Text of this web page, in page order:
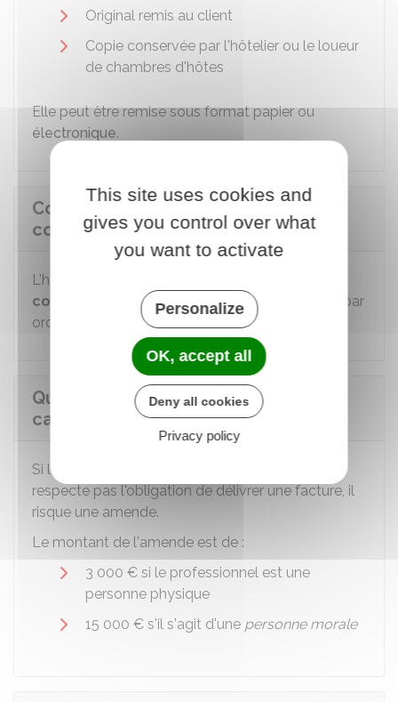
Original remis au client
Copie conservée par l'hôtelier ou le loueur
de chambres d'hôtes
Elle peut être remise sous format papier ou
électronique.
Combien de temps doivent être
conservées les factures ?
L'hôtelier ou le loueur de chambre d'hôtes doit
conserver
les factures (notes) pendant
, par
ordre de date de rédaction.
Que risque le loueur ou l'hôtelier en
cas de non délivrance de facture ?
Si l'hôtelier ou le loueur de chambres d'hôtes ne
respecte pas l'obligation de délivrer une facture, il
risque une amende.
Le montant de l'amende est de :
3 000 € si le professionnel est une
personne physique
15 000 € s'il s'agit d'une personne morale
This site uses cookies and
gives you control over what
you want to activate
Personalize
OK, accept all
Deny all cookies
Privacy policy